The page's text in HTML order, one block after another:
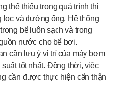
thể thiếu trong quá trình thi
lọc và đường ống. Hệ thống
bể luôn sạch và trong
nước cho bể bơi.
cần lưu ý vị trí của máy bơm
tốt nhất. Đồng thời, việc
cần được thực hiện cẩn thận